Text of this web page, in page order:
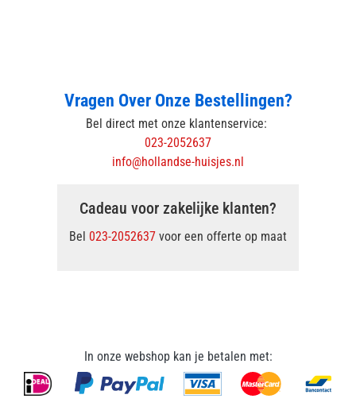
Vragen Over Onze Bestellingen?
Bel direct met onze klantenservice:
023-2052637
info@hollandse-huisjes.nl
Cadeau voor zakelijke klanten?
Bel 023-2052637 voor een offerte op maat
In onze webshop kan je betalen met: